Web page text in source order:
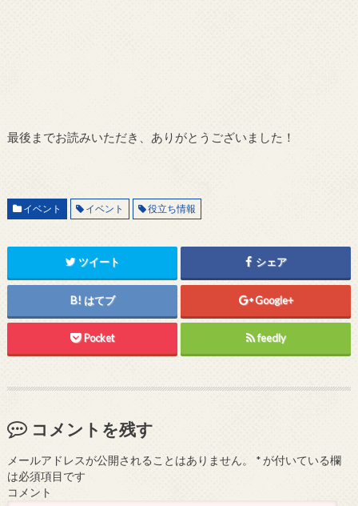
最後までお読みいただき、ありがとうございました！
イベント イベント 役立ち情報
ツイート シェア
はてブ Google+
Pocket feedly
コメントを残す
メールアドレスが公開されることはありません。 *が付いている欄
は必須項目です
コメント